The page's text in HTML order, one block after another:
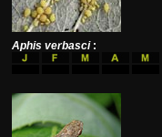
Aphis verbasci: